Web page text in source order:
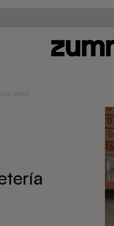
éxito